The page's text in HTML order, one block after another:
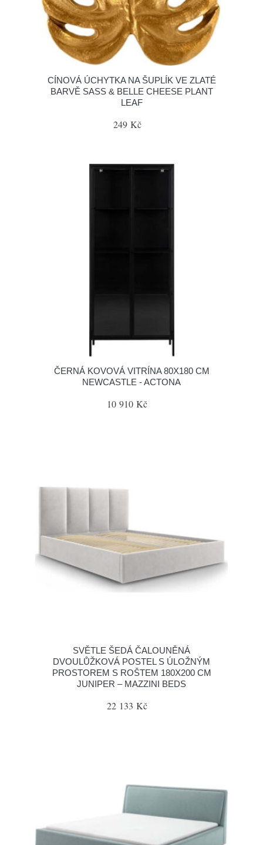
CÍNOVÁ ÚCHYTKA NA ŠUPLÍK VE ZLATÉ
BARVĚ SASS & BELLE CHEESE PLANT
LEAF
249 Kč
ČERNÁ KOVOVÁ VITRÍNA 80X180 CM
NEWCASTLE - ACTONA
10 910 Kč
SVĚTLE ŠEDÁ ČALOUNĚNÁ
DVOULŮŽKOVÁ POSTEL S ÚLOŽNÝM
PROSTOREM S ROŠTEM 180X200 CM
JUNIPER – MAZZINI BEDS
22 133 Kč